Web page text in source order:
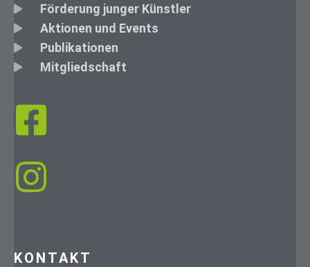
Förderung junger Künstler
Aktionen und Events
Publikationen
Mitgliedschaft
KONTAKT